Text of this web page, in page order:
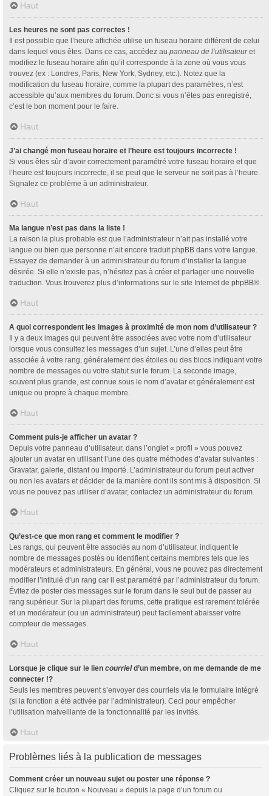
Haut
Les heures ne sont pas correctes !
Il est possible que l’heure affichée utilise un fuseau horaire différent de celui
dans lequel vous êtes. Dans ce cas, accédez au panneau de l’utilisateuret
modifiez le fuseau horaire afin qu’il corresponde à la zone où vous vous
trouvez (ex : Londres, Paris, New York, Sydney, etc.). Notez que la
modification du fuseau horaire, comme la plupart des paramètres, n’est
accessible qu’aux membres du forum. Donc si vous n’êtes pas enregistré,
c’est le bon moment pour le faire.
Haut
J’ai changé mon fuseau horaire et l’heure est toujours incorrecte !
Si vous êtes sûr d’avoir correctement paramétré votre fuseau horaire et que
l’heure est toujours incorrecte, il se peut que le serveur ne soit pas à l’heure.
Signalez ce problème à un administrateur.
Haut
Ma langue n’est pas dans la liste !
La raison la plus probable est que l’administrateur n’ait pas installé votre
langue ou bien que personne n’ait encore traduit phpBB dans votre langue.
Essayez de demander à un administrateur du forum d’installer la langue
désirée. Si elle n’existe pas, n’hésitez pas à créer et partager une nouvelle
traduction. Vous trouverez plus d’informations sur le site Internet de phpBB®.
Haut
A quoi correspondent les images à proximité de mon nom d’utilisateur ?
Il y a deux images qui peuvent être associées avec votre nom d’utilisateur
lorsque vous consultez les messages d’un sujet. L’une d’elles peut être
associée à votre rang, généralement des étoiles ou des blocs indiquant votre
nombre de messages ou votre statut sur le forum. La seconde image,
souvent plus grande, est connue sous le nom d’avatar et généralement est
unique ou propre à chaque membre.
Haut
Comment puis-je afficher un avatar ?
Depuis votre panneau d’utilisateur, dans l’onglet « profil » vous pouvez
ajouter un avatar en utilisant l’une des quatre méthodes d’avatar suivantes :
Gravatar, galerie, distant ou importé. L’administrateur du forum peut activer
ou non les avatars et décider de la manière dont ils sont mis à disposition. Si
vous ne pouvez pas utiliser d’avatar, contactez un administrateur du forum.
Haut
Qu’est-ce que mon rang et comment le modifier ?
Les rangs, qui peuvent être associés au nom d’utilisateur, indiquent le
nombre de messages postés ou identifient certains membres tels que les
modérateurs et administrateurs. En général, vous ne pouvez pas directement
modifier l’intitulé d’un rang car il est paramétré par l’administrateur du forum.
Évitez de poster des messages sur le forum dans le seul but de passer au
rang supérieur. Sur la plupart des forums, cette pratique est rarement tolérée
et un modérateur (ou un administrateur) peut facilement abaisser votre
compteur de messages.
Haut
Lorsque je clique sur le lien courrield’un membre, on me demande de me
connecter !?
Seuls les membres peuvent s’envoyer des courriels via le formulaire intégré
(si la fonction a été activée par l’administrateur). Ceci pour empêcher
l’utilisation malveillante de la fonctionnalité par les invités.
Haut
Problèmes liés à la publication de messages
Comment créer un nouveau sujet ou poster une réponse ?
Cliquez sur le bouton « Nouveau » depuis la page d’un forum ou